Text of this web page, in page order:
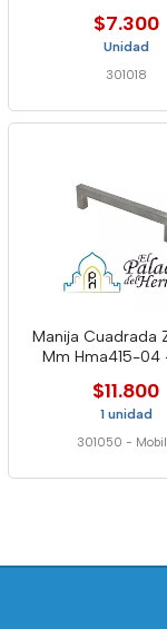
$7.300
Unidad
301018
Manija Cuadrada
Mm Hma415-04
$11.800
1 unidad
301050 -